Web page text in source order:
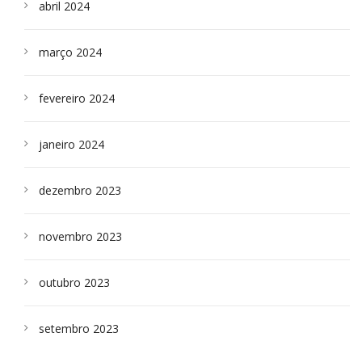
abril 2024
março 2024
fevereiro 2024
janeiro 2024
dezembro 2023
novembro 2023
outubro 2023
setembro 2023